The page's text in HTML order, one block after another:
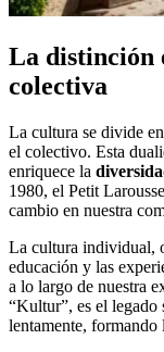
La distinción
colectiva
La cultura se divide
el colectivo. Esta
enriquece la
1980, el Petit
cambio en nuestra
La cultura individual,
educación y las
a lo largo de nuestra
“Kultur”, es el
lentamente, formando